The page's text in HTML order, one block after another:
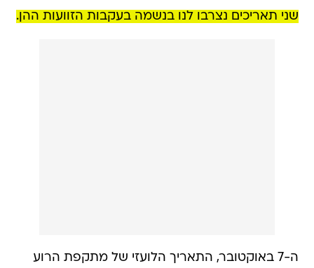
שני תאריכים נצרבו לנו בנשמה בעקבות הזוועות ההן.
ה-7 באוקטובר, התאריך הלועזי של מתקפת הרוע